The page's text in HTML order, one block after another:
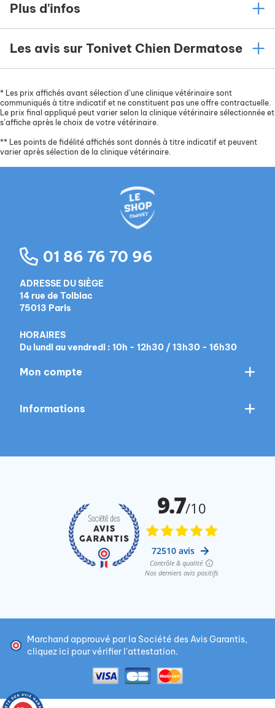
Plus d'infos
Les avis sur Tonivet Chien Dermatose
* Les prix affichés avant sélection d’une clinique vétérinaire sont
communiqués à titre indicatif et ne constituent pas une offre contractuelle.
Le prix final appliqué peut varier selon la clinique vétérinaire sélectionnée et
s’affiche après le choix de votre vétérinaire.
** Les points de fidélité affichés sont donnés à titre indicatif et peuvent
varier après sélection de la clinique vétérinaire.
01 86 76 70 96
ADRESSE DU SIÈGE
14 rue de Tolbiac
75013 Paris
HORAIRES
Du lundi au vendredi : 10h - 12h30 / 13h30 - 16h30
Mon compte
Informations
Marchand approuvé par la Société des Avis Garantis,
cliquez ici pour vérifier l'attestation.